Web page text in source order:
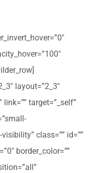
layout=”2_3″
target=”_self”
class=”” id=””
border_color=””